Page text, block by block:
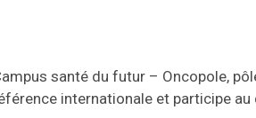
santé du futur – Oncopole,
internationale et participe